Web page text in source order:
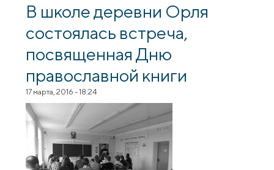
В школе деревни Орля
состоялась встреча,
посвященная Дню
православной книги
17 марта, 2016 - 18:24